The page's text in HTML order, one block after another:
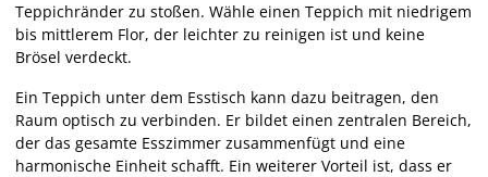
Teppichränder zu stoßen. Wähle einen Teppich mit niedrigem
bis mittlerem Flor, der leichter zu reinigen ist und keine
Brösel verdeckt.
Ein Teppich unter dem Esstisch kann dazu beitragen, den
Raum optisch zu verbinden. Er bildet einen zentralen Bereich,
der das gesamte Esszimmer zusammenfügt und eine
harmonische Einheit schafft. Ein weiterer Vorteil ist, dass er